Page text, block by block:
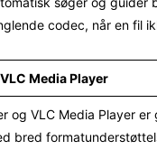
codec, når en fil
Media Player
og VLC Media Player er
bred